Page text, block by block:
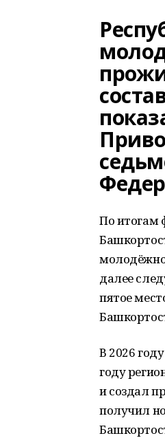
По итогам
далее
пятое
В 2026
году
и создал
получил